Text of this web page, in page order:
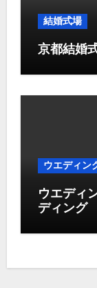
結婚式場
京都結婚
ウエディン
ウエディ
ディング